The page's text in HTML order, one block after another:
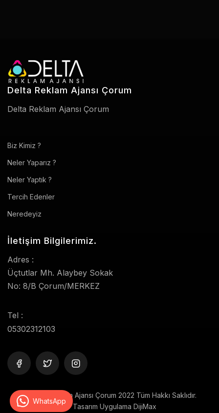
Delta Reklam Ajansı Çorum
Delta Reklam Ajansı Çorum
Biz Kimiz ?
Neler Yaparız ?
Neler Yaptık ?
Tercih Edenler
Neredeyiz
İletişim Bilgilerimiz.
Adres :
Üçtutlar Mh. Alaybey Sokak
No: 8/B Çorum/MERKEZ
Tel :
05302312103
© Delta Reklam Ajansı Çorum 2022 Tüm Hakkı Saklıdır.
Tasarım Uygulama DijiMax
WhatsApp